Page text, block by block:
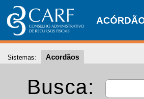
Sistemas: Acordãos
Busca: